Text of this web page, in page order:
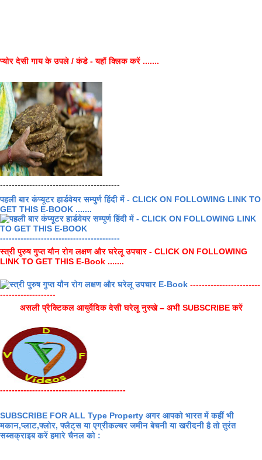
प्योर देसी गाय के उपले / कंडे - यहाँ क्लिक करें .......
-----------------------------------------
पहली बार कंप्यूटर हार्डवेयर सम्पुर्ण हिंदी में - CLICK ON FOLLOWING LINK TO
GET THIS E-BOOK .......
-----------------------------------------
स्त्री पुरुष गुप्त यौन रोग लक्षण और घरेलू उपचार - CLICK ON FOLLOWING
LINK TO GET THIS E-Book .......
------------------------
-------------------
असली प्रैक्टिकल आयुर्वेदिक देसी घरेलू नुस्खे – अभी SUBSCRIBE करें
-------------------------------------------
SUBSCRIBE FOR ALL Type Property अगर आपको भारत में कहीं भी
मकान,प्लाट,फ्लोर, फ्लैट्स या एग्रीकल्चर जमीन बेचनी या खरीदनी है तो तुरंत
सब्सक्राइब करें हमारे चैनल को :